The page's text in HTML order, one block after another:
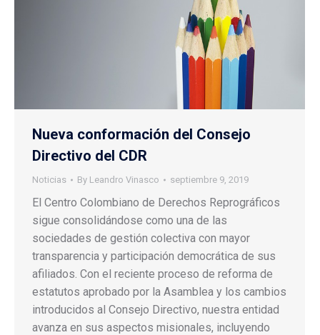
Nueva conformación del Consejo
Directivo del CDR
Noticias By Leandro Vinasco septiembre 9, 2019
El Centro Colombiano de Derechos Reprográficos
sigue consolidándose como una de las
sociedades de gestión colectiva con mayor
transparencia y participación democrática de sus
afiliados. Con el reciente proceso de reforma de
estatutos aprobado por la Asamblea y los cambios
introducidos al Consejo Directivo, nuestra entidad
avanza en sus aspectos misionales, incluyendo